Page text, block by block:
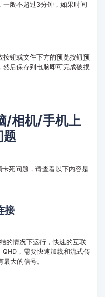
一般不超过3分钟，如果时间
钮或文件下方的预览按钮预
后保存到电脑即可完成破损
/相机/手机上
题
死问题，请查看以下内容是
接
的情况下运行，快速的互联
，需要快速加载和流式传
大的信号。